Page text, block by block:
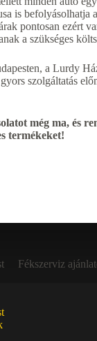
is befolyásolhatja
pontosan ezért
a szükséges
a Lurdy
szolgáltatás
még ma, és
termékeket!
Fékszerviz